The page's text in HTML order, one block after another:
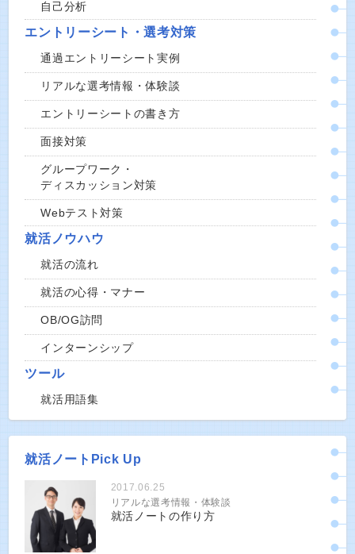
自己分析
エントリーシート・選考対策
通過エントリーシート実例
リアルな選考情報・体験談
エントリーシートの書き方
面接対策
グループワーク・
ディスカッション対策
Webテスト対策
就活ノウハウ
就活の流れ
就活の心得・マナー
OB/OG訪問
インターンシップ
ツール
就活用語集
就活ノートPick Up
2017.06.25
リアルな選考情報・体験談
就活ノートの作り方